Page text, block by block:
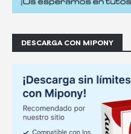
DESCARGA CON MIPONY